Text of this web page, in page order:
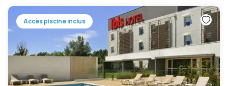
Accès piscine inclus